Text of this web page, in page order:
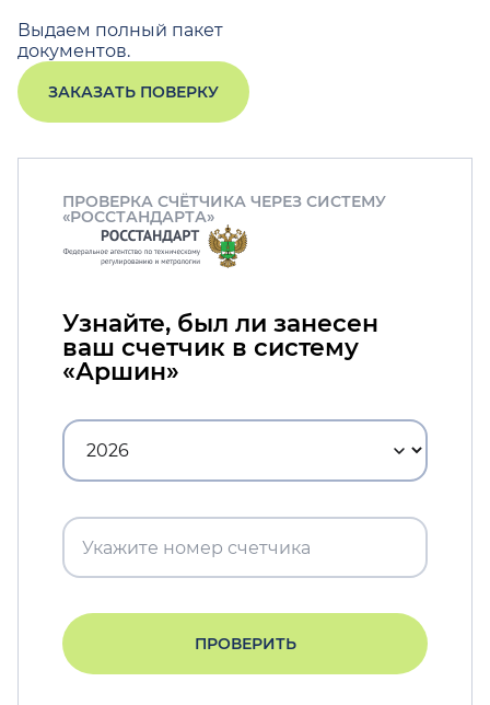
Выдаем полный пакет
документов.
ЗАКАЗАТЬ ПОВЕРКУ
ПРОВЕРКА СЧЁТЧИКА ЧЕРЕЗ СИСТЕМУ
«РОССТАНДАРТА»
Узнайте, был ли занесен
ваш счетчик в систему
«Аршин»
ПРОВЕРИТЬ